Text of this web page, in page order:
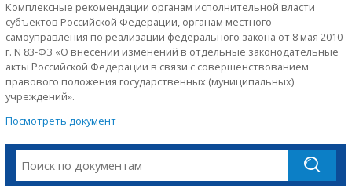
Комплексные рекомендации органам исполнительной власти
субъектов Российской Федерации, органам местного
самоуправления по реализации федерального закона от 8 мая 2010
г. N 83-ФЗ «О внесении изменений в отдельные законодательные
акты Российской Федерации в связи с совершенствованием
правового положения государственных (муниципальных)
учреждений».
Посмотреть документ